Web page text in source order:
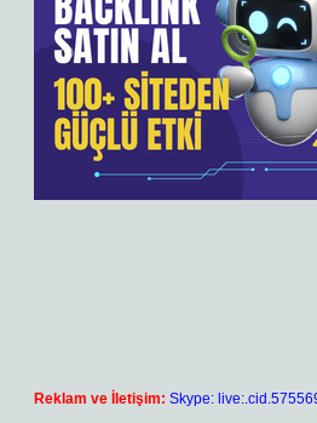
Reklam ve İletişim: Skype: